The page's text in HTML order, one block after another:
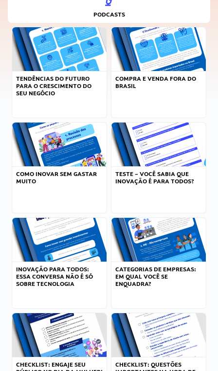
PODCASTS
TENDÊNCIAS DO FUTURO
PARA O CRESCIMENTO DO
SEU NEGÓCIO
COMPRA E VENDA FORA DO
BRASIL
COMO INOVAR SEM GASTAR
MUITO
TESTE – VOCÊ SABIA QUE
INOVAÇÃO É PARA TODOS?
INOVAÇÃO PARA TODOS:
ESSA CONVERSA NÃO É SÓ
SOBRE TECNOLOGIA
CATEGORIAS DE EMPRESAS:
EM QUAL VOCÊ SE
ENQUADRA?
CHECKLIST: ENGAJE SEU
CHECKLIST: QUESTÕES